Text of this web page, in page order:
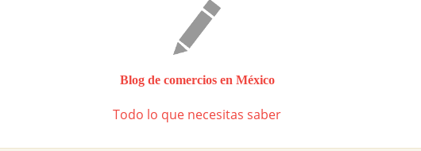
Blog de comercios en México
Todo lo que necesitas saber